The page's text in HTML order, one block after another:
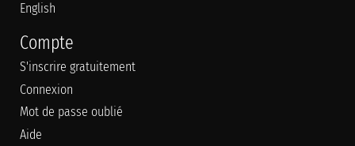
English
Compte
S'inscrire gratuitement
Connexion
Mot de passe oublié
Aide